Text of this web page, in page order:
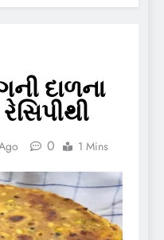
દાળના
0 1 Mins